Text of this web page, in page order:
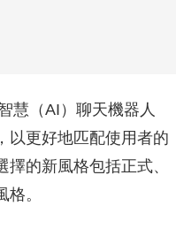
慧（AI）聊天機器人
以更好地匹配使用者的
的新風格包括正式、
。